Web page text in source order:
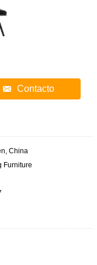
Contacto
China
Furniture